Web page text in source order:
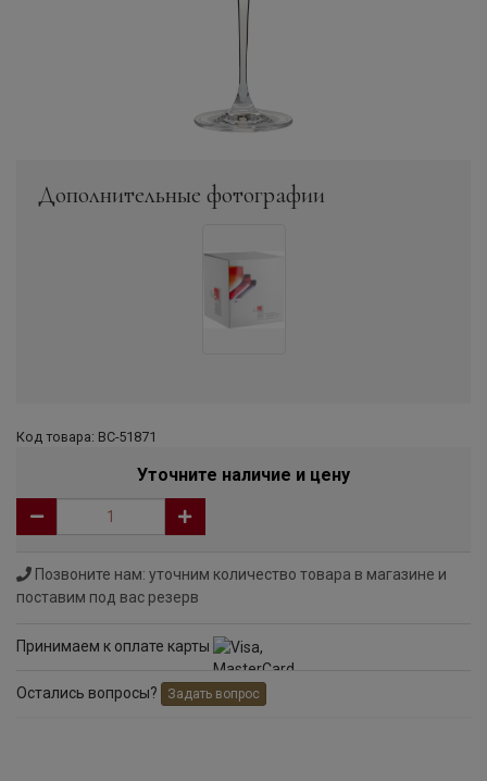
Дополнительные фотографии
Код товара: ВС-51871
Уточните наличие и цену
Позвоните нам: уточним количество товара в магазине и
поставим под вас резерв
Принимаем к оплате карты
Остались вопросы? Задать вопрос